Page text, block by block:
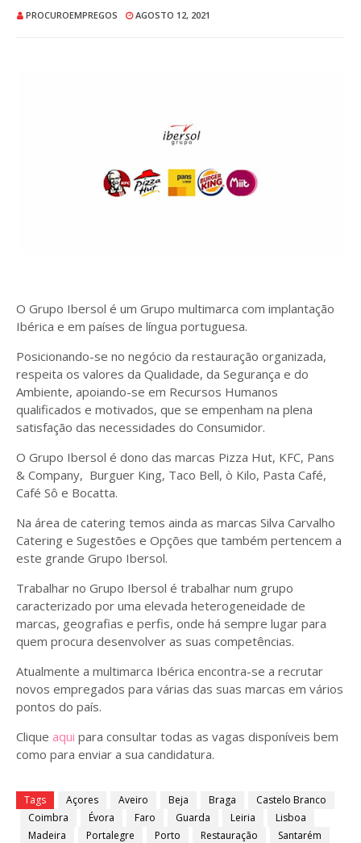
PROCUROEMPREGOS AGOSTO 12, 2021
O Grupo Ibersol é um Grupo multimarca com implantação
Ibérica e em países de língua portuguesa.
Posicionando-se no negócio da restauração organizada,
respeita os valores da Qualidade, da Segurança e do
Ambiente, apoiando-se em Recursos Humanos
qualificados e motivados, que se empenham na plena
satisfação das necessidades do Consumidor.
O Grupo Ibersol é dono das marcas Pizza Hut, KFC, Pans
& Company, Burguer King, Taco Bell, ò Kilo, Pasta Café,
Café Sô e Bocatta.
Na área de catering temos ainda as marcas Silva Carvalho
Catering e Sugestões e Opções que também pertencem a
este grande Grupo Ibersol.
Trabalhar no Grupo Ibersol é trabalhar num grupo
caracterizado por uma elevada heterogeneidade de
marcas, geografias e perfis, onde há sempre lugar para
quem procura desenvolver as suas competências.
Atualmente a multimarca Ibérica encontra-se a recrutar
novos empregados para várias das suas marcas em vários
pontos do país.
Clique aqui para consultar todas as vagas disponíveis bem
como para enviar a sua candidatura.
Tags Açores Aveiro Beja Braga
Castelo Branco
Coimbra
Évora Faro Guarda Leiria
Lisboa
Madeira
Portalegre Porto Restauração
Santarém